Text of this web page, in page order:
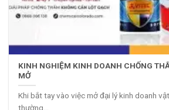
KINH NGHIỆM KINH DOANH CHỐNG
MỞ
Khi bắt tay vào việc mở đại lý kinh doanh
thường...